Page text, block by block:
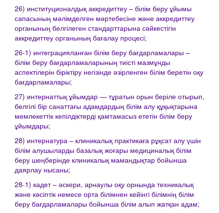
26) институционалдық аккредиттеу – білім беру ұйымы
сапасының мәлімделген мәртебесіне және аккредиттеу
органының белгілеген стандарттарына сәйкестігін
аккредиттеу органының бағалау процесі;
26-1) интеграцияланған білім беру бағдарламалары –
білім беру бағдарламаларының тиісті мазмұнды
аспектілерін біріктіру негізінде әзірленген білім беретін оқу
бағдарламалары;
27) интернаттық ұйымдар — тұратын орын беріле отырып,
белгілі бір санаттағы адамдардың білім алу құқықтарына
мемлекеттік кепілдіктерді қамтамасыз ететін білім беру
ұйымдары;
28) интернатура – клиникалық практикаға рұқсат алу үшін
білім алушыларды базалық жоғары медициналық білім
беру шеңберінде клиникалық мамандықтар бойынша
даярлау нысаны;
28-1) кадет – әскери, арнаулы оқу орнында техникалық
және кәсіптік немесе орта білімнен кейінгі білімнің білім
беру бағдарламалары бойынша білім алып жатқан адам;